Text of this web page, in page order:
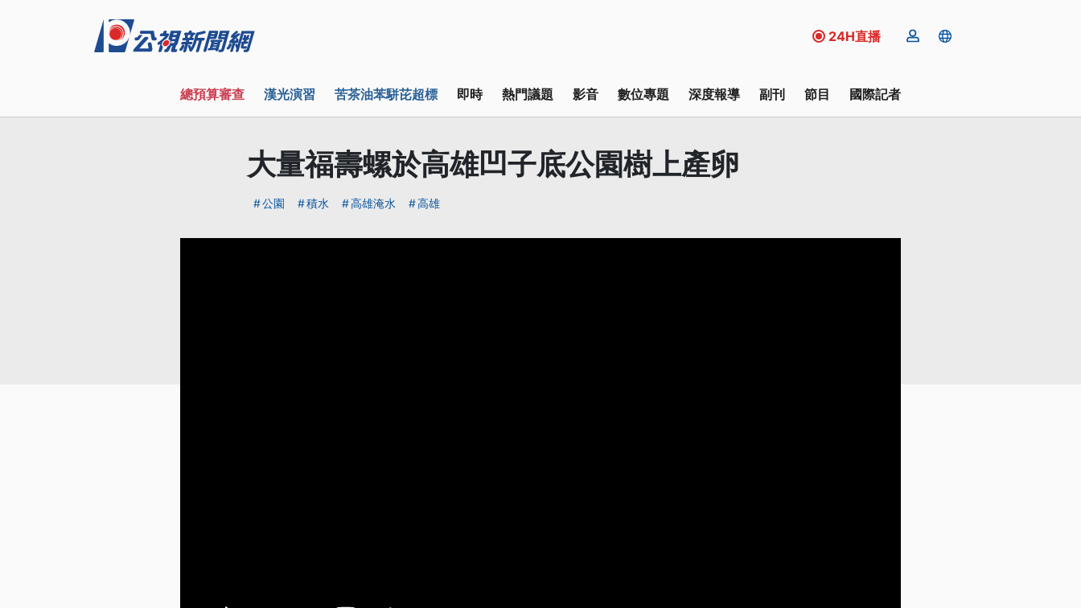
24H直播
總預算審查 漢光演習 苦茶油苯駢芘超標 即時 熱門議題 影音 數位專題 深度報導 副刊 節目 國際記者
大量福壽螺於高雄凹子底公園樹上產卵
公園 積水 高雄淹水 高雄